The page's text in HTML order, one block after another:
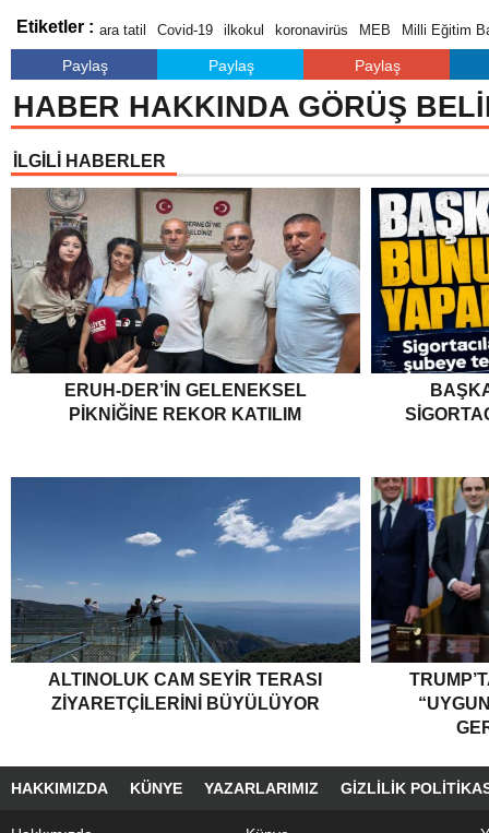
Etiketler : ara tatil Covid-19 ilkokul koronavirüs MEB Milli Eğitim
Paylaş Paylaş Paylaş
HABER HAKKINDA GÖRÜŞ
İLGİLİ HABERLER
ERUH-DER’IN GELENEKSEL
PIKNIĞINE REKOR KATILIM
ALTINOLUK CAM SEYIR TERASI
ZIYARETÇILERINI BÜYÜLÜYOR
HAKKIMIZDA KÜNYE YAZARLARIMIZ GIZLILIK